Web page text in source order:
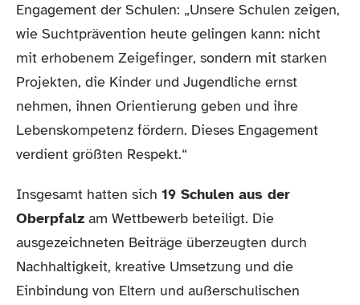
Engagement der Schulen: „Unsere Schulen zeigen,
wie Suchtprävention heute gelingen kann: nicht
mit erhobenem Zeigefinger, sondern mit starken
Projekten, die Kinder und Jugendliche ernst
nehmen, ihnen Orientierung geben und ihre
Lebenskompetenz fördern. Dieses Engagement
verdient größten Respekt.“
Insgesamt hatten sich 19 Schulen aus der
Oberpfalz am Wettbewerb beteiligt. Die
ausgezeichneten Beiträge überzeugten durch
Nachhaltigkeit, kreative Umsetzung und die
Einbindung von Eltern und außerschulischen